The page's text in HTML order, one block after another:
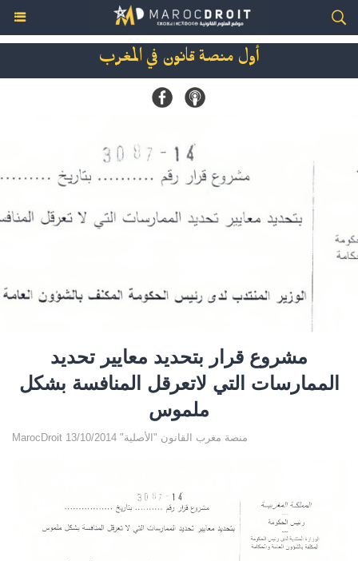
أول منصة قانون في المغرب
مشروع قرار بتحديد معايير تحديد
الممارسات التي لاتعرقل المنافسة بشكل
ملموس
MarocDroit منصة مغرب القانون "الأصلية" 13/10/2014